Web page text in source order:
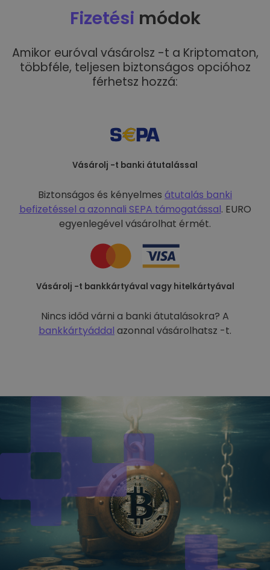
Fizetési módok
Amikor euróval vásárolsz -t a Kriptomaton,
többféle, teljesen biztonságos opcióhoz
férhetsz hozzá:
Vásárolj -t banki átutalással
Biztonságos és kényelmes átutalás banki
befizetéssel a azonnali SEPA támogatással. EURO
egyenlegével vásárolhat érmét.
Vásárolj -t bankkártyával vagy hitelkártyával
Nincs időd várni a banki átutalásokra? A
bankkártyáddal azonnal vásárolhatsz -t.